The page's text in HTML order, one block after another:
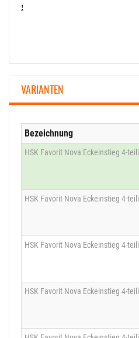
!
VARIANTEN
Bezeichnung
HSK Favorit Nova Eckeinstieg 4-
HSK Favorit Nova Eckeinstieg 4-
HSK Favorit Nova Eckeinstieg 4-
HSK Favorit Nova Eckeinstieg 4-